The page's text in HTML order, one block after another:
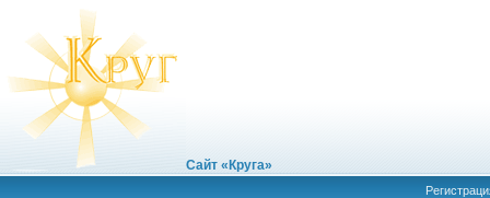
Сайт «Круга»